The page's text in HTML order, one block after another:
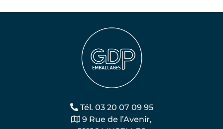
Tél. 03 20 07 09 95
9 Rue de l’Avenir,